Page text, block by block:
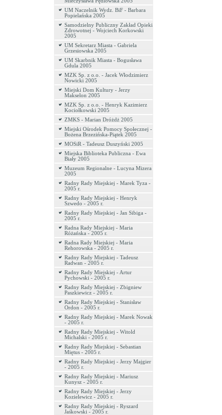
UM Naczelnik Wydz. BiF - Barbara
Popielańska 2005
Samodzielny Publiczny Zakład Opieki
Zdrowotnej - Wojciech Korkowski
2005
UM Sekretarz Miasta - Gabriela
Grzesiowska 2005
UM Skarbnik Miasta - Bogusława
Gdula 2005
MZK Sp. z o.o. - Jacek Włodzimierz
Nowicki 2005
Miejski Dom Kultury - Jerzy
Makselon 2005
MZK Sp. z o.o. - Henryk Kazimierz
Kociołkowski 2005
ZMKS - Marian Dróżdż 2005
Miejski Ośrodek Pomocy Społecznej -
Bożena Brzezińska-Piątek 2005
MOSiR - Tadeusz Duszyński 2005
Miejska Biblioteka Publiczna - Ewa
Biały 2005
Muzeum Regionalne - Lucyna Mizera
2005
Radny Rady Miejskiej - Marek Tyza -
2005 r.
Radny Rady Miejskiej - Henryk
Szwedo - 2005 r.
Radny Rady Miejskiej - Jan Sibiga -
2005 r.
Radna Rady Miejskiej - Maria
Różańska - 2005 r.
Radna Rady Miejskiej - Maria
Rehorowska - 2005 r.
Radny Rady Miejskiej - Tadeusz
Radwan - 2005 r.
Radny Rady Miejskiej - Artur
Pychowski - 2005 r.
Radny Rady Miejskiej - Zbigniew
Paszkiewicz - 2005 r.
Radny Rady Miejskiej - Stanisław
Ordon - 2005 r.
Radny Rady Miejskiej - Marek Nowak
- 2005 r.
Radny Rady Miejskiej - Witold
Michalski - 2005 r.
Radny Rady Miejskiej - Sebastian
Miętus - 2005 r.
Radny Rady Miejskiej - Jerzy Majgier
- 2005 r.
Radny Rady Miejskiej - Mariusz
Kunysz - 2005 r.
Radny Rady Miejskiej - Jerzy
Kozielewicz - 2005 r.
Radny Rady Miejskiej - Ryszard
Jaśkowski - 2005 r.